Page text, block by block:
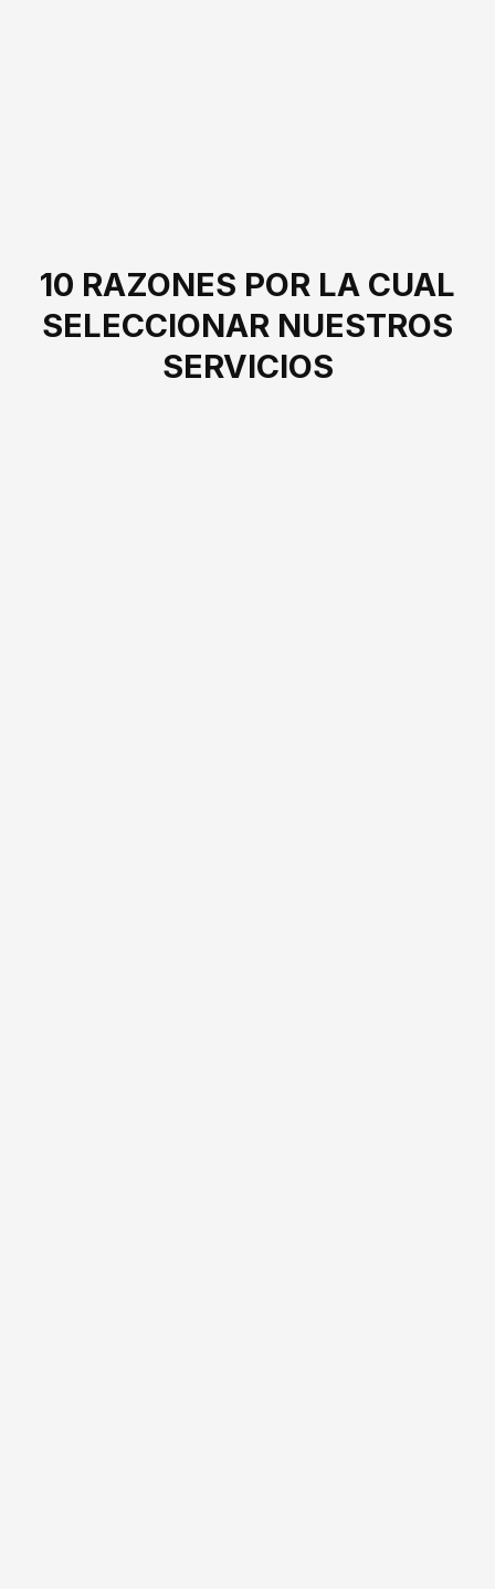
10 RAZONES POR LA CUAL
SELECCIONAR NUESTROS
SERVICIOS